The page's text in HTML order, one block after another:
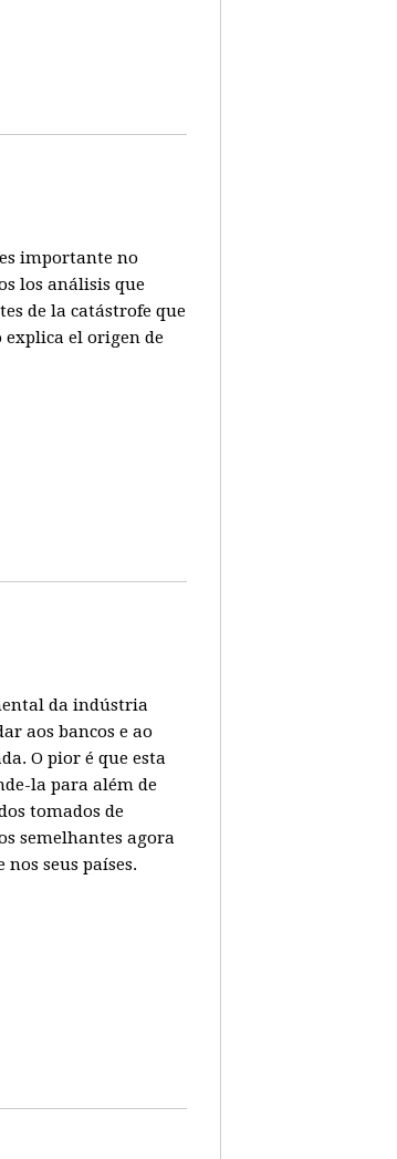
importante no
los análisis que
de la catástrofe que
explica el origen de
da indústria
aos bancos e ao
O pior é que esta
la para além de
tomados de
semelhantes agora
seus países.